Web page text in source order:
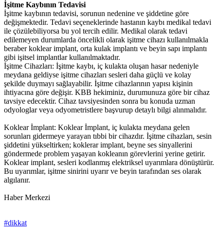
İşitme Kaybının Tedavisi
İşitme kaybının tedavisi, sorunun nedenine ve şiddetine göre
değişmektedir. Tedavi seçeneklerinde hastanın kaybı medikal tedavi
ile çözülebiliyorsa bu yol tercih edilir. Medikal olarak tedavi
edilemeyen durumlarda öncelikli olarak işitme cihazı kullanılmakla
beraber koklear implant, orta kulak implantı ve beyin sapı implantı
gibi işitsel implantlar kullanılmaktadır.
İşitme Cihazları: İşitme kaybı, iç kulakta oluşan hasar nedeniyle
meydana geldiyse işitme cihazları sesleri daha güçlü ve kolay
şekilde duymayı sağlayabilir. İşitme cihazlarının yapısı kişinin
ihtiyacına göre değişir. KBB hekiminiz, durumunuza göre bir cihaz
tavsiye edecektir. Cihaz tavsiyesinden sonra bu konuda uzman
odyologlar veya odyometristlere başvurup detaylı bilgi alınmalıdır.
Koklear İmplant: Koklear İmplant, iç kulakta meydana gelen
sorunları gidermeye yarayan tıbbi bir cihazdır. İşitme cihazları, sesin
şiddetini yükseltirken; koklerar implant, beyne ses sinyallerini
göndermede problem yaşayan kokleanın görevlerini yerine getirir.
Koklear implant, sesleri kodlanmış elektriksel uyarımlara dönüştürür.
Bu uyarımlar, işitme sinirini uyarır ve beyin tarafından ses olarak
algılanır.
Haber Merkezi
#dikkat